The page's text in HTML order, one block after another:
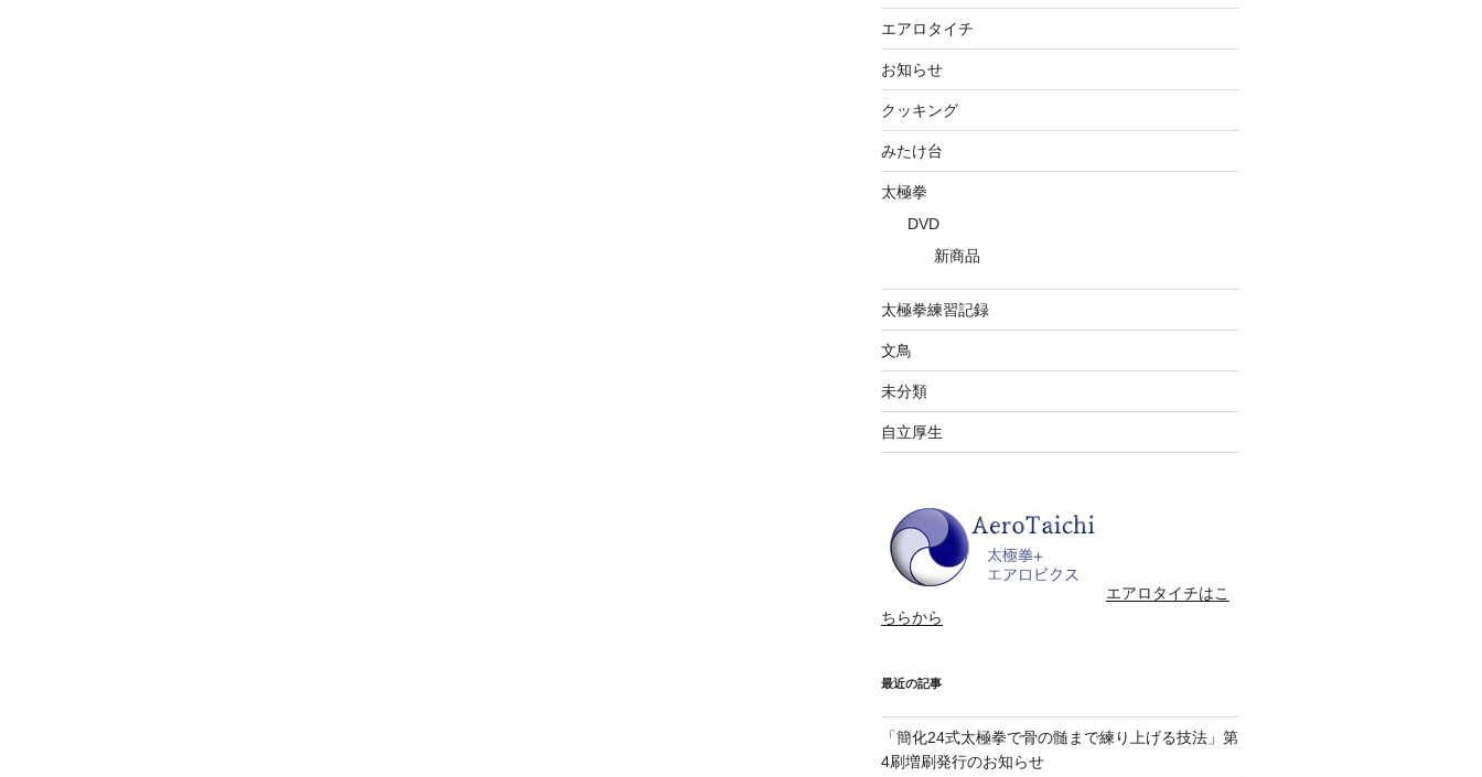
エアロタイチ
お知らせ
クッキング
みたけ台
太極拳
DVD
新商品
太極拳練習記録
文鳥
未分類
自立厚生
エアロタイチはこ
ちらから
最近の記事
「簡化24式太極拳で骨の髄まで練り上げる技法」第
4刷増刷発行のお知らせ